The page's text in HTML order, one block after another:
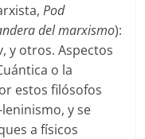
Pod
del marxismo):
y otros. Aspectos
o la
estos filósofos
y se
a físicos